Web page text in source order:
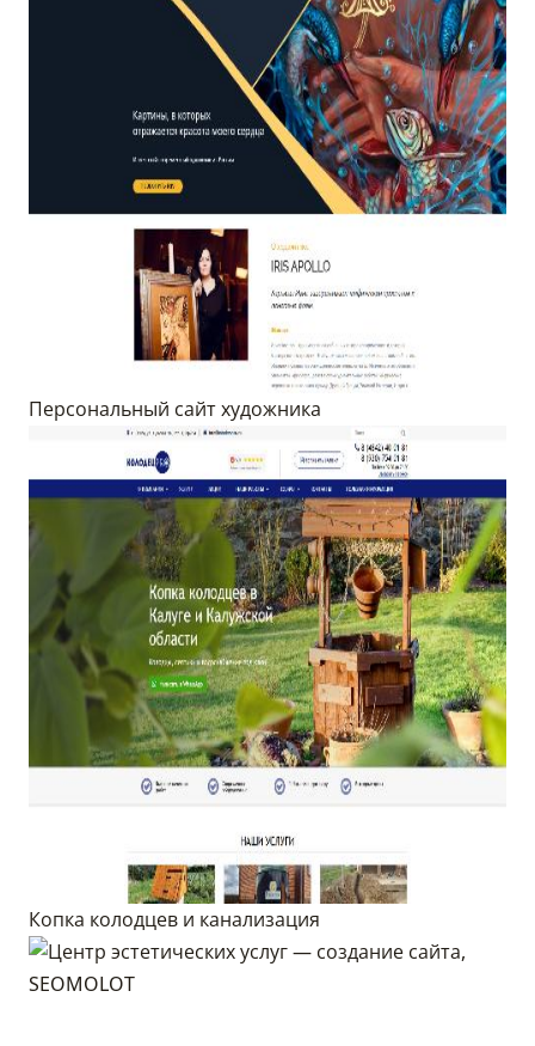
Персональный сайт художника
Копка колодцев и канализация